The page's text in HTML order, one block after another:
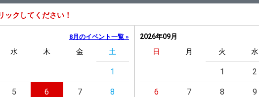
クしてください！
8月のイベント一覧 »
水 木 金 土
1
5 6 7 8
2026年09月
日 月 火 水
1 2
6 7 8 9